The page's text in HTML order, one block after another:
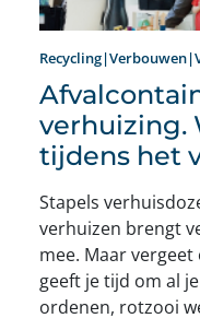
verhuizing.
tijdens het
Stapels
verhuizen brengt
mee. Maar
geeft je tijd om al
ordenen, rotzooi